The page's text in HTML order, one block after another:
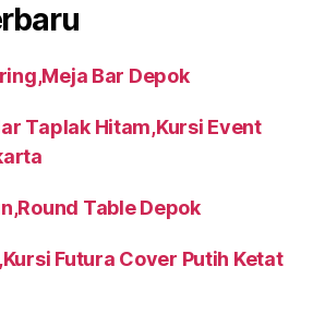
Bar Depok
Taplak Hitam,Kursi Event
Table Depok
Futura Cover Putih Ketat